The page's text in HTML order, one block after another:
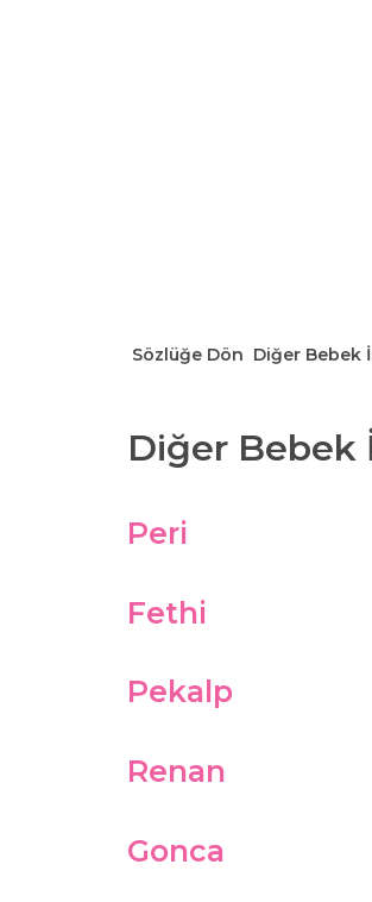
Sözlüğe Dön Diğer Bebek
Diğer Bebek
Peri
Fethi
Pekalp
Renan
Gonca